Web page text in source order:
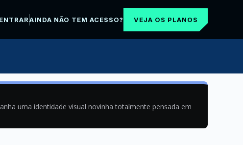
ENTRARAINDA NÃO TEM ACESSO? VEJA OS PLANOS
uma identidade visual novinha totalmente pensada em